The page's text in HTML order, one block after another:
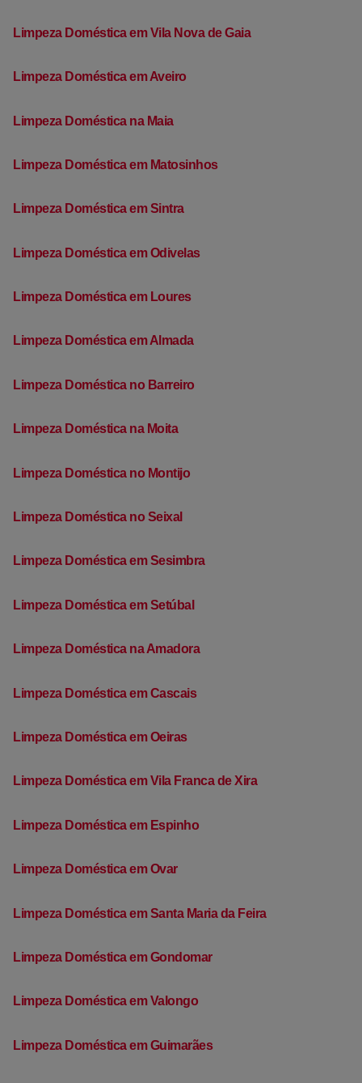
Limpeza Doméstica em Vila Nova de Gaia
Limpeza Doméstica em Aveiro
Limpeza Doméstica na Maia
Limpeza Doméstica em Matosinhos
Limpeza Doméstica em Sintra
Limpeza Doméstica em Odivelas
Limpeza Doméstica em Loures
Limpeza Doméstica em Almada
Limpeza Doméstica no Barreiro
Limpeza Doméstica na Moita
Limpeza Doméstica no Montijo
Limpeza Doméstica no Seixal
Limpeza Doméstica em Sesimbra
Limpeza Doméstica em Setúbal
Limpeza Doméstica na Amadora
Limpeza Doméstica em Cascais
Limpeza Doméstica em Oeiras
Limpeza Doméstica em Vila Franca de Xira
Limpeza Doméstica em Espinho
Limpeza Doméstica em Ovar
Limpeza Doméstica em Santa Maria da Feira
Limpeza Doméstica em Gondomar
Limpeza Doméstica em Valongo
Limpeza Doméstica em Guimarães